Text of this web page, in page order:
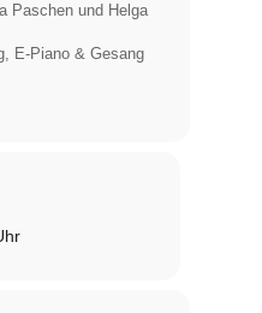
Paschen und Helga
E-Piano & Gesang